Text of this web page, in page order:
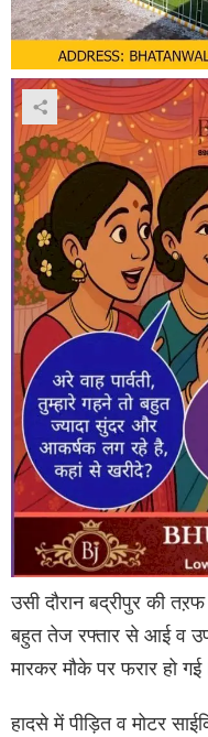
उसी दौरान बद्रीपुर की
बहुत तेज रफ्तार से आई व
मारकर मौके पर फरार हो
हादसे में पीड़ित व मोटर